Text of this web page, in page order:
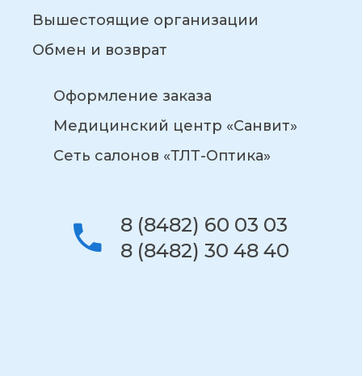
Вышестоящие организации
Обмен и возврат
Оформление заказа
Медицинский центр «Санвит»
Сеть салонов «ТЛТ-Оптика»
8 (8482) 60 03 03
8 (8482) 30 48 40